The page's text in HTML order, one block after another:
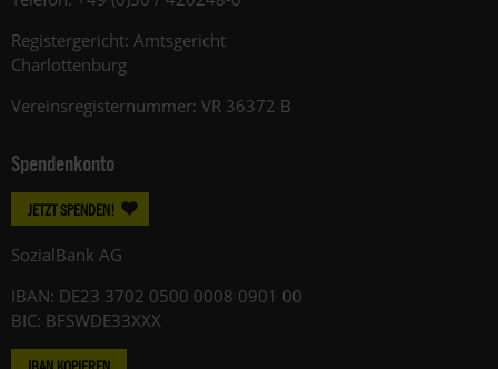
Registergericht: Amtsgericht
Charlottenburg
Vereinsregisternummer: VR 36372 B
Spendenkonto
JETZT SPENDEN!
SozialBank AG
IBAN: DE23 3702 0500 0008 0901 00
BIC: BFSWDE33XXX